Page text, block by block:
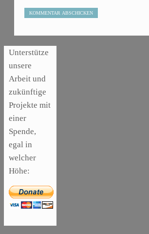
Unterstütze
unsere
Arbeit und
zukünftige
Projekte mit
einer
Spende,
egal in
welcher
Höhe:
ARTIKEL,
BEDEUTENDSTEN
ARTIKEL,
SONSTIGE